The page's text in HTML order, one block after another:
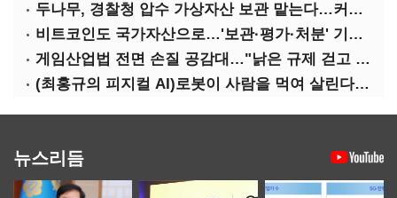
두나무, 경찰청 압수 가상자산 보관 맡는다…커스터디 사업 최종 낙찰
비트코인도 국가자산으로…'보관·평가·처분' 기준은 숙제
게임산업법 전면 손질 공감대…"낡은 규제 걷고 안전장치 촘촘히 해야"
(최홍규의 피지컬 AI)로봇이 사람을 먹여 살린다, 그런데 언제 먹여야 할지는 모른다
뉴스리듬